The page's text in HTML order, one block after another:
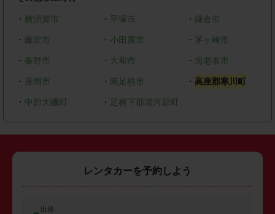
・ 横須賀市 ・ 平塚市 ・ 鎌倉市
・ 藤沢市 ・ 小田原市 ・ 茅ヶ崎市
・ 秦野市 ・ 大和市 ・ 海老名市
・ 座間市 ・ 南足柄市 ・ 高座郡寒川町
・ 中郡大磯町 ・ 足柄下郡湯河原町
レンタカーを予約しよう
出発